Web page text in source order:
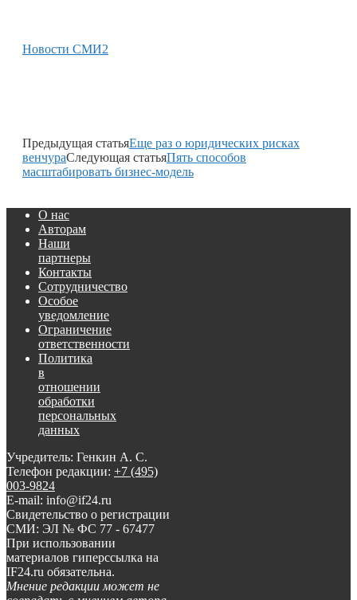
Новости СМИ2
Предыдущая статьяЕще раз о юридических рисках
венчураСледующая статьяПять способов
масштабировать бизнес-модель
О нас
Авторам
Наши
партнеры
Контакты
Сотрудничество
Особое
уведомление
Ограничение
ответственности
Политика
в
отношении
обработки
персональных
данных
Учредитель: Генкин А. С.
Телефон редакции: +7 (495)
003-9824
E-mail: info@if24.ru
Свидетельство о регистрации
СМИ: ЭЛ № ФС 77 - 67477
При использовании
материалов гиперссылка на
IF24.ru обязательна.
Мнение редакции может не